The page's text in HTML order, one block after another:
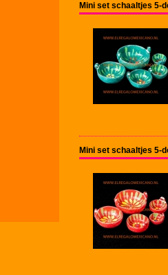
Mini set schaaltjes 5-
Mini set schaaltjes 5-